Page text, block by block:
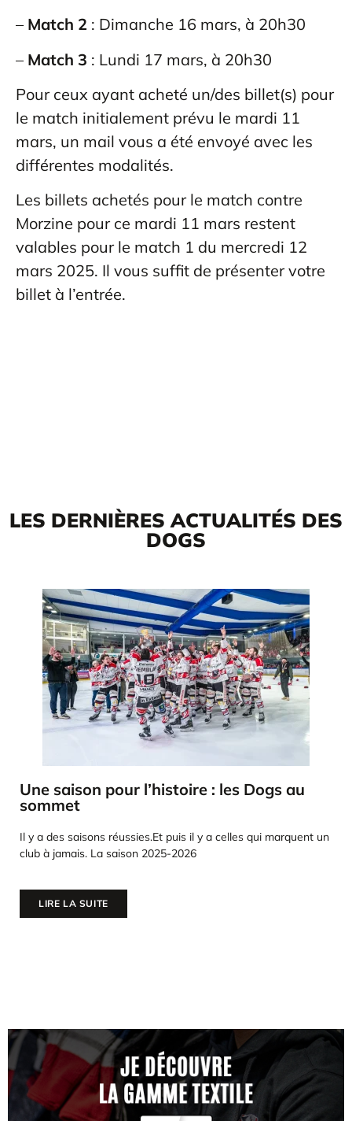
– Match 2 : Dimanche 16 mars, à 20h30
– Match 3 : Lundi 17 mars, à 20h30
Pour ceux ayant acheté un/des billet(s) pour
le match initialement prévu le mardi 11
mars, un mail vous a été envoyé avec les
différentes modalités.
Les billets achetés pour le match contre
Morzine pour ce mardi 11 mars restent
valables pour le match 1 du mercredi 12
mars 2025. Il vous suffit de présenter votre
billet à l’entrée.
LES DERNIÈRES ACTUALITÉS DES
DOGS
Une saison pour l’histoire : les Dogs au
sommet
Il y a des saisons réussies.Et puis il y a celles qui marquent un
club à jamais. La saison 2025-2026
LIRE LA SUITE